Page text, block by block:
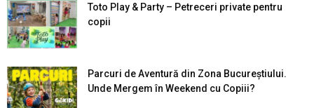
Toto Play & Party – Petreceri private pentru
copii
Parcuri de Aventură din Zona Bucureştiului.
Unde Mergem în Weekend cu Copiii?